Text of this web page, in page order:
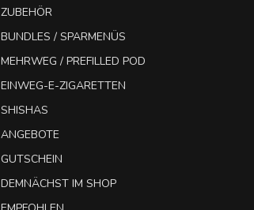
ZUBEHÖR
BUNDLES / SPARMENÜS
MEHRWEG / PREFILLED POD
EINWEG-E-ZIGARETTEN
SHISHAS
ANGEBOTE
GUTSCHEIN
DEMNÄCHST IM SHOP